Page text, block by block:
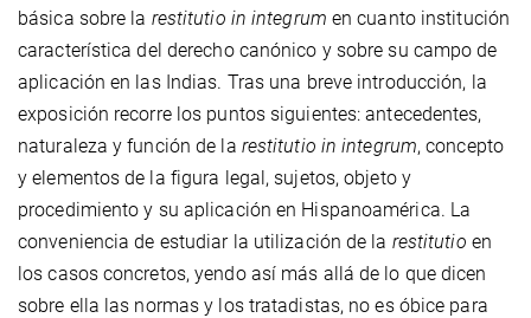
básica sobre la restitutio in integrum en cuanto institución
característica del derecho canónico y sobre su campo de
aplicación en las Indias. Tras una breve introducción, la
exposición recorre los puntos siguientes: antecedentes,
naturaleza y función de la restitutio in integrum, concepto
y elementos de la figura legal, sujetos, objeto y
procedimiento y su aplicación en Hispanoamérica. La
conveniencia de estudiar la utilización de la restitutio en
los casos concretos, yendo así más allá de lo que dicen
sobre ella las normas y los tratadistas, no es óbice para